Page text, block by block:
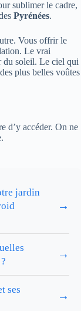
sublimer le cadre,
Pyrénées.
Vous offrir le
Le vrai
du soleil. Le ciel qui
plus belles voûtes
d’y accéder. On ne
jardin
→
→
ses
→